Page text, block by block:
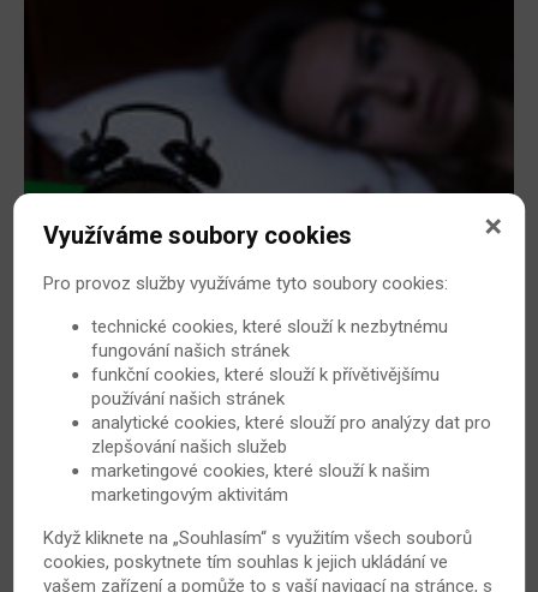
24 hodin s revmatoidní artritidou – 5 tipů na
být velmi náročné. Přinášíme proto 5 tipů, jak zvládnout
běžné denní aktivity s minimální bolestí a bez
zbytečných ztrát energie.
10. 5. 2017 Revmatoidní artritida
Využíváme soubory cookies
Pro provoz služby využíváme tyto soubory cookies:
technické cookies, které slouží k nezbytnému
fungování našich stránek
funkční cookies, které slouží k přívětivějšímu
používání našich stránek
analytické cookies, které slouží pro analýzy dat pro
zlepšování našich služeb
marketingové cookies, které slouží k našim
marketingovým aktivitám
Když kliknete na „Souhlasím“ s využitím všech souborů
cookies, poskytnete tím souhlas k jejich ukládání ve
vašem zařízení a pomůže to s vaší navigací na stránce, s